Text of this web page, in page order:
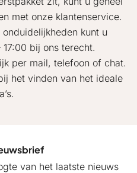
met onze klantenservice.
kunt u
bij ons terecht.
per mail, telefoon of chat.
het vinden van het ideale
van het laatste nieuws